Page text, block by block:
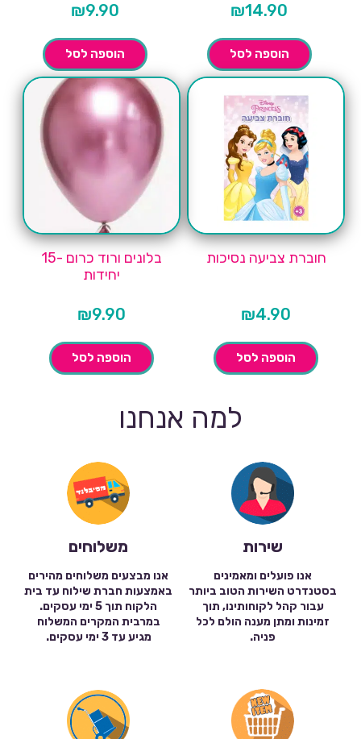
₪14.90
הוספה לסל
₪9.90
הוספה לסל
חוברת צביעה נסיכות
₪4.90
הוספה לסל
בלונים ורוד כרום -15
יחידות
₪9.90
הוספה לסל
למה אנחנו
שירות
אנו פועלים ומאמינים
בסטנדרט השירות הטוב ביותר
עבור קהל לקוחותינו, תוך
זמינות ומתן מענה הולם לכל
פניה.
משלוחים
אנו מבצעים משלוחים מהירים
באמצעות חברת שילוח עד בית
הלקוח תוך 5 ימי עסקים.
במרבית המקרים המשלוח
מגיע עד 3 ימי עסקים.